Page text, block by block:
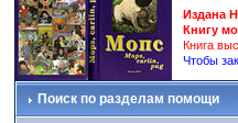
Издана
Книгу
Книга
Чтобы
Поиск по разделам помощи